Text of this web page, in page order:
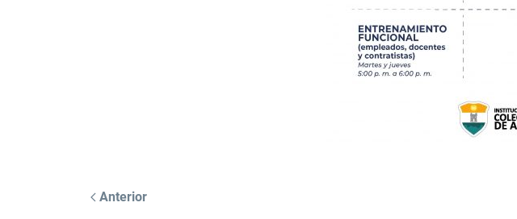
Anterior